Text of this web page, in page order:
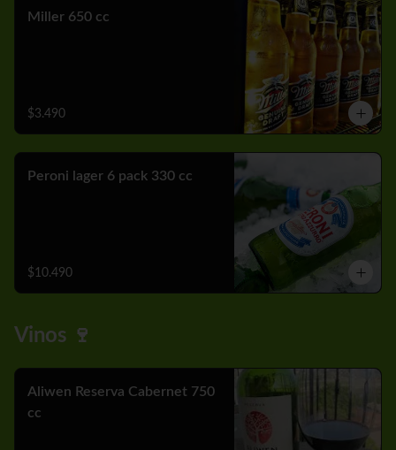
Miller 650 cc
$3.490
Peroni lager 6 pack 330 cc
$10.490
Vinos 🍷
Aliwen Reserva Cabernet 750
cc